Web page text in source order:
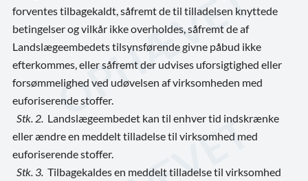
forventes tilbagekaldt, såfremt de til tilladelsen knyttede
betingelser og vilkår ikke overholdes, såfremt de af
Landslægeembedets tilsynsførende givne påbud ikke
efterkommes, eller såfremt der udvises uforsigtighed eller
forsømmelighed ved udøvelsen af virksomheden med
euforiserende stoffer.
Stk. 2. Landslægeembedet kan til enhver tid indskrænke
eller ændre en meddelt tilladelse til virksomhed med
euforiserende stoffer.
Stk. 3. Tilbagekaldes en meddelt tilladelse til virksomhed